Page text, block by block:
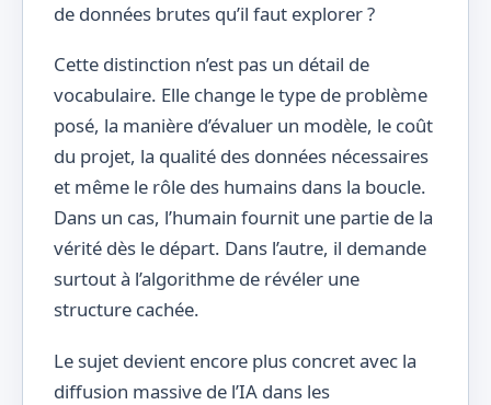
de données brutes qu’il faut explorer ?
Cette distinction n’est pas un détail de
vocabulaire. Elle change le type de problème
posé, la manière d’évaluer un modèle, le coût
du projet, la qualité des données nécessaires
et même le rôle des humains dans la boucle.
Dans un cas, l’humain fournit une partie de la
vérité dès le départ. Dans l’autre, il demande
surtout à l’algorithme de révéler une
structure cachée.
Le sujet devient encore plus concret avec la
diffusion massive de l’IA dans les